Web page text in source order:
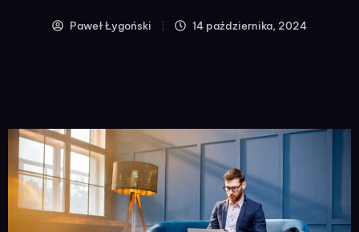
Paweł Łygoński 14 października, 2024